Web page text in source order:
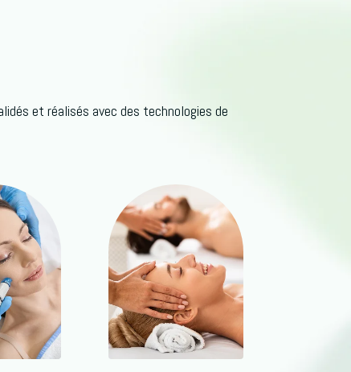
et réalisés avec des technologies de